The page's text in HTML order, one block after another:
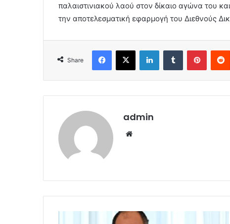
παλαιστινιακού λαού στον δίκαιο αγώνα του
την αποτελεσματική εφαρμογή του Διεθνούς
Share
Facebook
X LinkedInTumblr Pinterest
admin